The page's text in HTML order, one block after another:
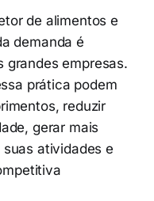
de alimentos e
demanda é
grandes empresas.
prática podem
reduzir
gerar mais
atividades e